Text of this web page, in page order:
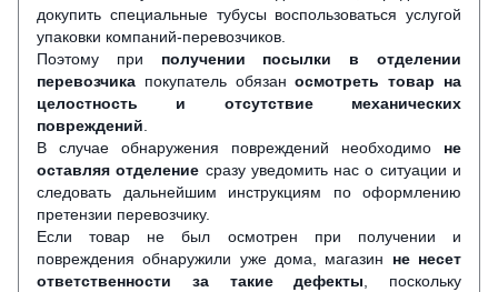
докупить специальные тубусы воспользоваться услугой
упаковки компаний-перевозчиков.
Поэтому при получении посылки в отделении
перевозчика покупатель обязаносмотреть товар на
целостность и отсутствие механических
повреждений
В случае обнаружения повреждений необходимо не
оставляя отделение сразу уведомить нас о ситуации и
следовать дальнейшим инструкциям по оформлению
претензии перевозчику.
Если товар не был осмотрен при получении и
повреждения обнаружили уже дома, магазин не несет
ответственности за такие дефекты , поскольку